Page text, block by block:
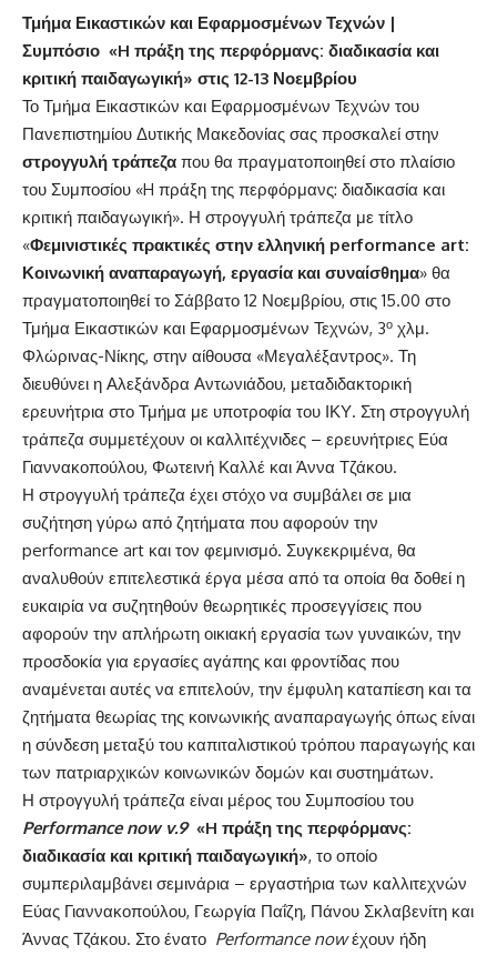
Τμήμα Εικαστικών και Εφαρμοσμένων Τεχνών |
Συμπόσιο «H πράξη της περφόρμανς: διαδικασία και
κριτική παιδαγωγική» στις 12-13 Νοεμβρίου
Το Τμήμα Εικαστικών και Εφαρμοσμένων Τεχνών του
Πανεπιστημίου Δυτικής Μακεδονίας σας προσκαλεί στην
στρογγυλή τράπεζα που θα πραγματοποιηθεί στο πλαίσιο
του Συμποσίου «H πράξη της περφόρμανς: διαδικασία και
κριτική παιδαγωγική». Η στρογγυλή τράπεζα με τίτλο
«Φεμινιστικές πρακτικές στην ελληνική performance art:
Κοινωνική αναπαραγωγή, εργασία και συναίσθημα» θα
πραγματοποιηθεί το Σάββατο 12 Νοεμβρίου, στις 15.00 στο
Τμήμα Εικαστικών και Εφαρμοσμένων Τεχνών, 3ο χλμ.
Φλώρινας-Νίκης, στην αίθουσα «Μεγαλέξαντρος». Τη
διευθύνει η Αλεξάνδρα Αντωνιάδου, μεταδιδακτορική
ερευνήτρια στο Τμήμα με υποτροφία του ΙΚΥ. Στη στρογγυλή
τράπεζα συμμετέχουν οι καλλιτέχνιδες – ερευνήτριες Εύα
Γιαννακοπούλου, Φωτεινή Καλλέ και Άννα Τζάκου.
Η στρογγυλή τράπεζα έχει στόχο να συμβάλει σε μια
συζήτηση γύρω από ζητήματα που αφορούν την
performance art και τον φεμινισμό. Συγκεκριμένα, θα
αναλυθούν επιτελεστικά έργα μέσα από τα οποία θα δοθεί η
ευκαιρία να συζητηθούν θεωρητικές προσεγγίσεις που
αφορούν την απλήρωτη οικιακή εργασία των γυναικών, την
προσδοκία για εργασίες αγάπης και φροντίδας που
αναμένεται αυτές να επιτελούν, την έμφυλη καταπίεση και τα
ζητήματα θεωρίας της κοινωνικής αναπαραγωγής όπως είναι
η σύνδεση μεταξύ του καπιταλιστικού τρόπου παραγωγής και
των πατριαρχικών κοινωνικών δομών και συστημάτων.
Η στρογγυλή τράπεζα είναι μέρος του Συμποσίου του
Performance now v.9 «H πράξη της περφόρμανς:
διαδικασία και κριτική παιδαγωγική», το οποίο
συμπεριλαμβάνει σεμινάρια – εργαστήρια των καλλιτεχνών
Εύας Γιαννακοπούλου, Γεωργία Παΐζη, Πάνου Σκλαβενίτη και
Άννας Τζάκου. Στο ένατο Performance nowέχουν ήδη